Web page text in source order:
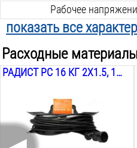
Рабочее
Контейнер в
Объём
Вес
показать все
Расходные
РАДИСТ РС 16 КГ 2Х1.5, 15М